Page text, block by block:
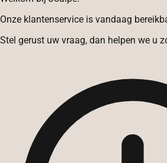
Onze klantenservice is vandaag
Stel gerust uw vraag, dan helpen we u